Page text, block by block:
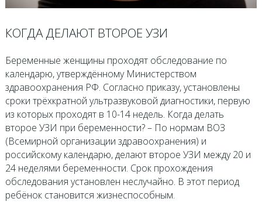
КОГДА ДЕЛАЮТ ВТОРОЕ УЗИ
Беременные женщины проходят обследование по
календарю, утверждённому Министерством
здравоохранения РФ. Согласно приказу, установлены
сроки трёхкратной ультразвуковой диагностики, первую
из которых проходят в 10-14 недель. Когда делать
второе УЗИ при беременности? – По нормам ВОЗ
(Всемирной организации здравоохранения) и
российскому календарю, делают второе УЗИ между 20 и
24 неделями беременности. Срок прохождения
обследования установлен неслучайно. В этот период
ребёнок становится жизнеспособным.